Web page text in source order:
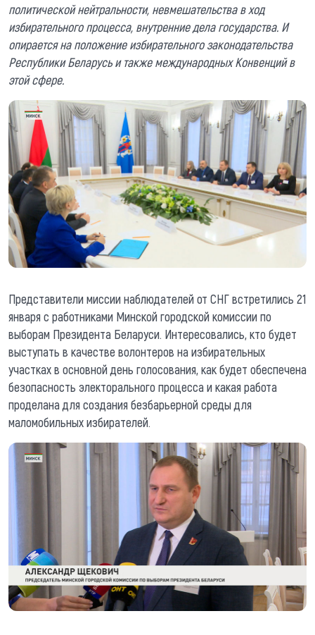
политической нейтральности, невмешательства в ход
избирательного процесса, внутренние дела государства. И
опирается на положение избирательного законодательства
Республики Беларусь и также международных Конвенций в
этой сфере.
Представители миссии наблюдателей от СНГ встретились 21
января с работниками Минской городской комиссии по
выборам Президента Беларуси. Интересовались, кто будет
выступать в качестве волонтеров на избирательных
участках в основной день голосования, как будет обеспечена
безопасность электорального процесса и какая работа
проделана для создания безбарьерной среды для
маломобильных избирателей.